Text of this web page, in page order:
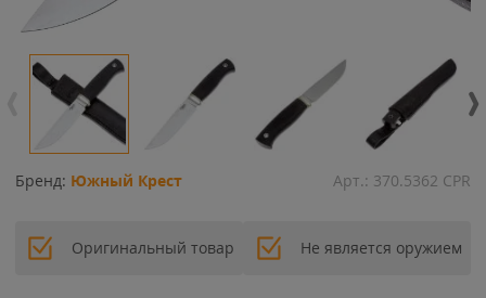
Бренд: Южный Крест Арт.: 370.5362 CPR
Оригинальный товар Не является оружием